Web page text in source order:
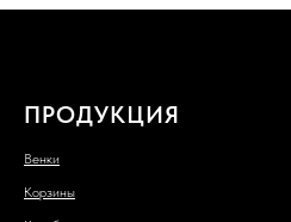
ПРОДУКЦИЯ
Венки
Корзины